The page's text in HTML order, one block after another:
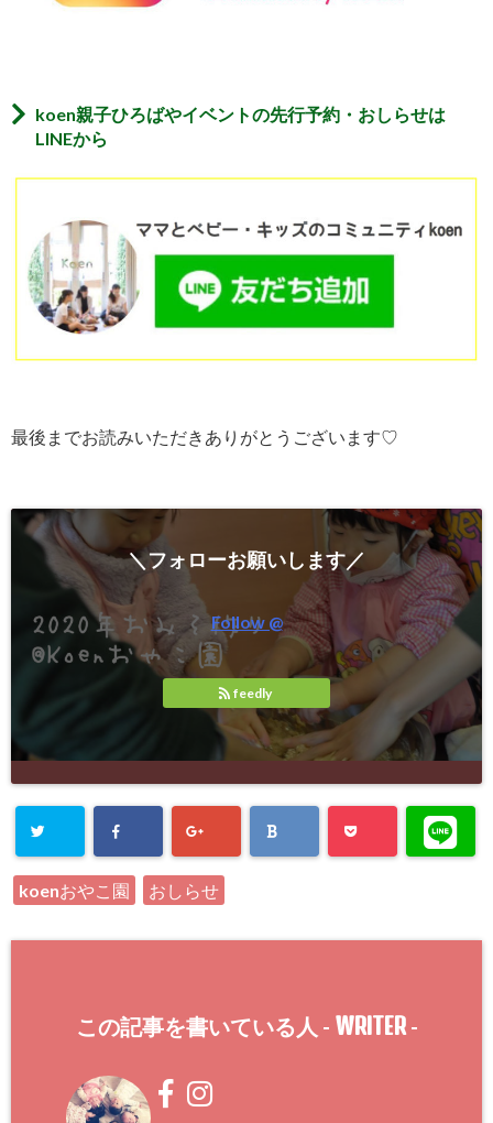
koen親子ひろばやイベントの先行予約・おしらせは
LINEから
最後までお読みいただきありがとうございます♡
＼フォローお願いします／
Follow @
feedly
koenおやこ園 おしらせ
この記事を書いている人 - WRITER-